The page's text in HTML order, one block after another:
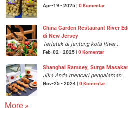
Apr-19 - 2025 | 0 Komentar
China Garden Restaurant River
di New Jersey
Terletak di jantung kota River...
Feb-02 - 2025 | 0 Komentar
Shanghai Ramsey, Surga
Jika Anda mencari pengalaman...
Nov-25 - 2024 | 0 Komentar
More »